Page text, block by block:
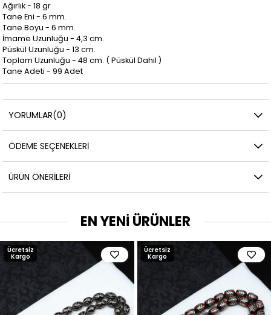
Ağırlık - 18 gr
Tane Eni - 6 mm.
Tane Boyu - 6 mm.
İmame Uzunluğu - 4,3 cm.
Püskül Uzunluğu - 13 cm.
Toplam Uzunluğu - 48 cm. ( Püskül Dahil )
Tane Adeti - 99 Adet
YORUMLAR(0)
ÖDEME SEÇENEKLERI
ÜRÜN ÖNERILERI
EN YENİ ÜRÜNLER
Ücretsiz
Kargo
Ücretsiz
Kargo